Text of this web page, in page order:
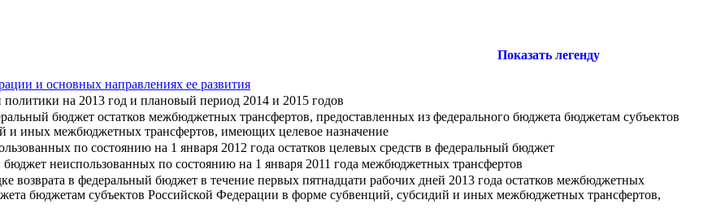
Показать легенду
и основных направлениях ее развития
на 2013 год и плановый период 2014 и 2015 годов
бюджет остатков межбюджетных трансфертов, предоставленных из федерального бюджета бюджетам субъектов
и иных межбюджетных трансфертов, имеющих целевое назначение
по состоянию на 1 января 2012 года остатков целевых средств в федеральный бюджет
неиспользованных по состоянию на 1 января 2011 года межбюджетных трансфертов
возврата в федеральный бюджет в течение первых пятнадцати рабочих дней 2013 года остатков межбюджетных
бюджетам субъектов Российской Федерации в форме субвенций, субсидий и иных межбюджетных трансфертов,